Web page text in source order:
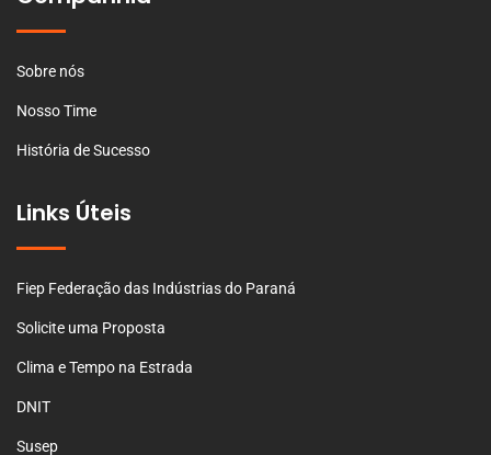
Sobre nós
Nosso Time
História de Sucesso
Links Úteis
Fiep Federação das Indústrias do Paraná
Solicite uma Proposta
Clima e Tempo na Estrada
DNIT
Susep